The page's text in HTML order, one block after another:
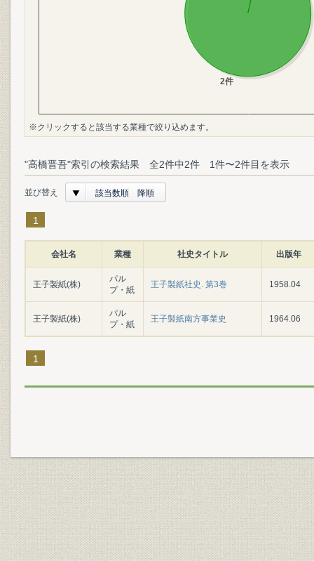
※クリックすると該当する業種で絞り込めます。
"高橋晋吾"索引の検索結果 全2件中2件 1件〜2件目を表示
並び替え 該当数順 降順
1
会社名 業種 社史タイトル 出版年
王子製紙(株)
パル
プ・紙
王子製紙社史. 第3巻 1958.04
王子製紙(株)
パル
プ・紙
王子製紙南方事業史 1964.06
1